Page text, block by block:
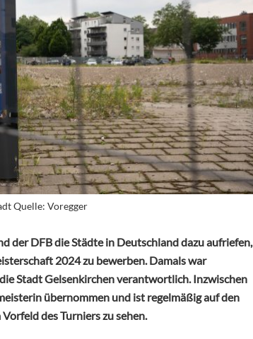
Quelle: Voregger
der DFB die Städte in Deutschland dazu aufriefen,
2024 zu bewerben. Damals war
Stadt Gelsenkirchen verantwortlich. Inzwischen
übernommen und ist regelmäßig auf den
des Turniers zu sehen.